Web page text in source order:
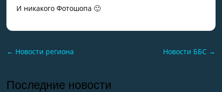
И никакого Фотошопа 🙂
← Новости региона Новости ББС→
Последние новости